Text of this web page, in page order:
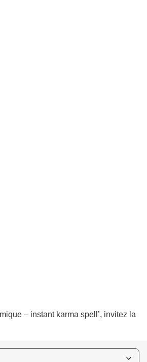
– instant karma spell’, invitez la